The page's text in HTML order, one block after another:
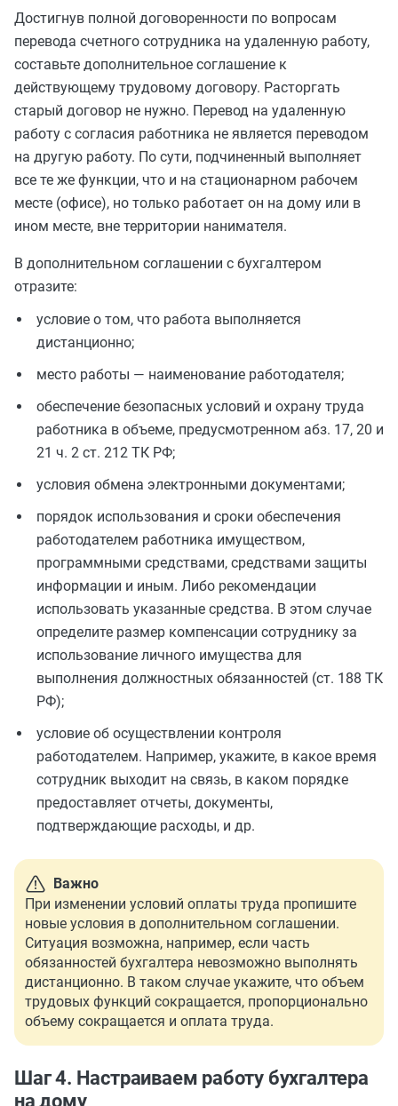
Достигнув полной договоренности по вопросам
перевода счетного сотрудника на удаленную работу,
составьте дополнительное соглашение к
действующему трудовому договору. Расторгать
старый договор не нужно. Перевод на удаленную
работу с согласия работника не является переводом
на другую работу. По сути, подчиненный выполняет
все те же функции, что и на стационарном рабочем
месте (офисе), но только работает он на дому или в
ином месте, вне территории нанимателя.
В дополнительном соглашении с бухгалтером
отразите:
условие о том, что работа выполняется
дистанционно;
место работы — наименование работодателя;
обеспечение безопасных условий и охрану труда
работника в объеме, предусмотренном абз. 17, 20 и
21 ч. 2 ст. 212 ТК РФ;
условия обмена электронными документами;
порядок использования и сроки обеспечения
работодателем работника имуществом,
программными средствами, средствами защиты
информации и иным. Либо рекомендации
использовать указанные средства. В этом случае
определите размер компенсации сотруднику за
использование личного имущества для
выполнения должностных обязанностей (ст. 188 ТК
РФ);
условие об осуществлении контроля
работодателем. Например, укажите, в какое время
сотрудник выходит на связь, в каком порядке
предоставляет отчеты, документы,
подтверждающие расходы, и др.
Важно
При изменении условий оплаты труда пропишите
новые условия в дополнительном соглашении.
Ситуация возможна, например, если часть
обязанностей бухгалтера невозможно выполнять
дистанционно. В таком случае укажите, что объем
трудовых функций сокращается, пропорционально
объему сокращается и оплата труда.
Шаг 4. Настраиваем работу бухгалтера
на дому